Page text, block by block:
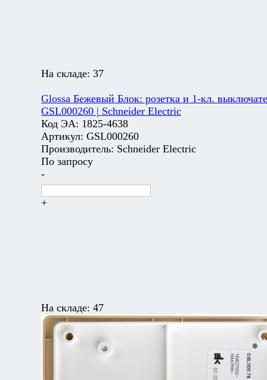
На складе: 37
Glossa Бежевый Блок: розетка и 1-кл.
GSL000260 | Schneider Electric
Код ЭА: 1825-4638
Артикул: GSL000260
Производитель: Schneider Electric
По запросу
-
+
На складе: 47